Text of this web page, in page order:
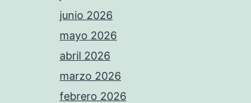
junio 2026
mayo 2026
abril 2026
marzo 2026
febrero 2026